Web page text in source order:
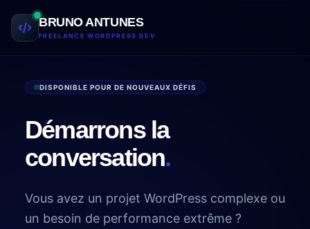
Aller au contenu
BRUNO ANTUNES
FREELANCE WORDPRESS DEV
DISPONIBLE POUR DE NOUVEAUX DÉFIS
Démarrons la
conversation.
Vous avez un projet WordPress complexe ou
un besoin de performance extrême ?